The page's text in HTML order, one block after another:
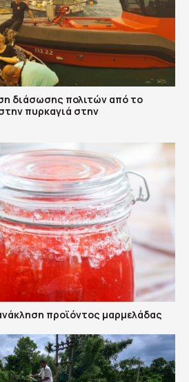
διάσωσης πολιτών από το
πυρκαγιά στην
προϊόντος μαρμελάδας